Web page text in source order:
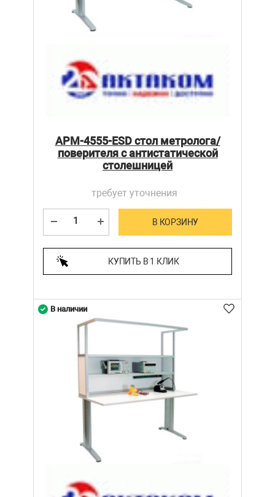
АРМ-4555-ESD стол метролога/
поверителя с антистатической
столешницей
требует уточнения
В КОРЗИНУ
КУПИТЬ В 1 КЛИК
В наличии